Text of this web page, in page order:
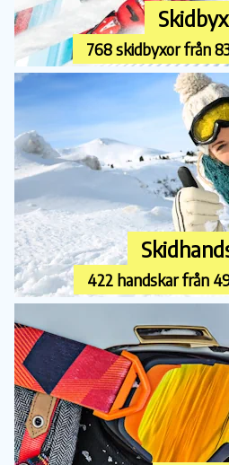
768 skidbyxor från
422 handskar från